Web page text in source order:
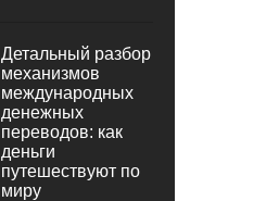
Детальный разбор
механизмов
международных
денежных
переводов: как
деньги
путешествуют по
миру